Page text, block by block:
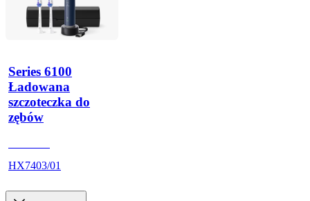
Series 6100
Ładowana
szczoteczka do
zębów
HX7403/01